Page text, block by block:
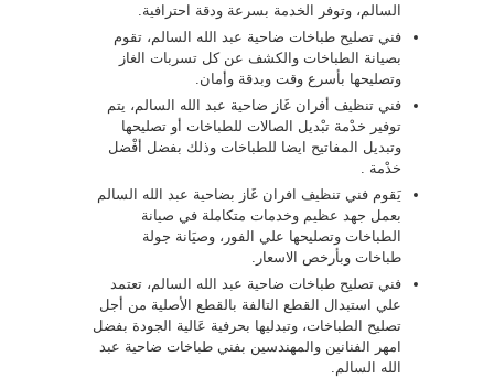
السالم، وتوفر الخدمة بسرعة ودقة احترافية.
فني تصليح طباخات ضاحية عبد الله السالم، تقوم
بصيانة الطباخات والكشف عن كل تسربات الغاز
وتصليحها بأسرع وقت وبدقة وأمان.
فني تنظيف أفران غَاز ضاحية عبد الله السالم، يتم
توفير خدْمة تبْديل الصالات للطباخات أو تصليحها
وتبديل المفاتيح ايضا للطباخات وذلك بفضل أفْضل
خدْمة .
يَقوم فني تنظيف افران غَاز بضاحية عبد الله السالم
بعمل جهد عظيم وخدمات متكاملة في صيانة
الطباخات وتصليحها علي الفور، وصيَانة جولة
طباخات وبأرخص الاسعار.
فني تصليح طباخات ضاحية عبد الله السالم، تعتمد
علي استبدال القطع التالفة بالقطع الأصلية من أجل
تصليح الطباخات، وتبدليها بحرفية عَالية الجودة بفضل
امهر الفنانين والمهندسين بفني طباخات ضاحية عبد
الله السالم.